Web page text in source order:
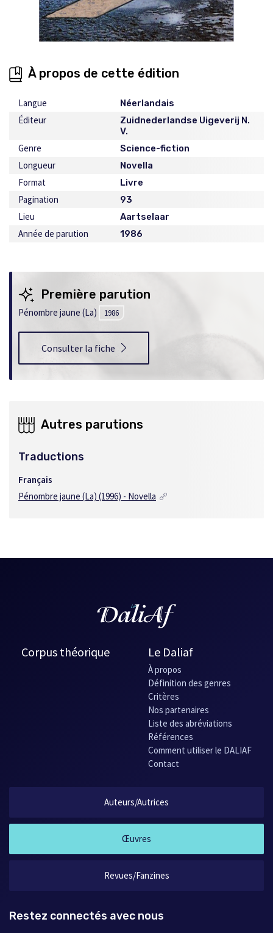
À propos de cette édition
Langue Néerlandais
Éditeur
Zuidnederlandse Uigeverij N.
V.
Genre Science-fiction
Longueur Novella
Format Livre
Pagination 93
Lieu Aartselaar
Année de parution 1986
Première parution
Pénombre jaune (La) 1986
Consulter la fiche
Autres parutions
Traductions
Français
Pénombre jaune (La) (1996) - Novella
Corpus théorique Le Daliaf
À propos
Définition des genres
Critères
Nos partenaires
Liste des abréviations
Références
Comment utiliser le DALIAF
Contact
Auteurs/Autrices
Œuvres
Revues/Fanzines
Restez connectés avec nous